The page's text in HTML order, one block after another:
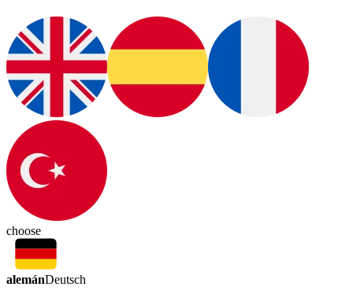
choose
alemánDeutsch